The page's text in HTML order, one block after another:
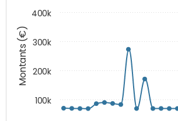
Montants (€)
100k
200k
300k
400k